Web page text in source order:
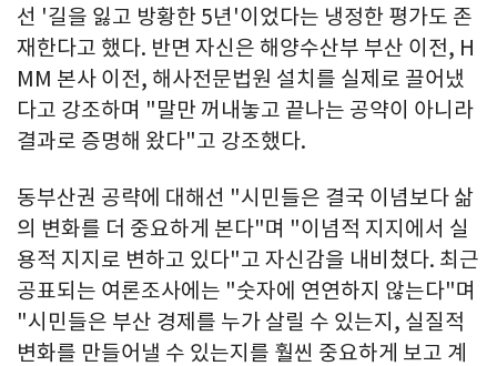
선 '길을 잃고 방황한 5년'이었다는 냉정한 평가도 존
재한다고 했다. 반면 자신은 해양수산부 부산 이전, H
MM 본사 이전, 해사전문법원 설치를 실제로 끌어냈
다고 강조하며 "말만 꺼내놓고 끝나는 공약이 아니라
결과로 증명해 왔다"고 강조했다.
동부산권 공략에 대해선 "시민들은 결국 이념보다 삶
의 변화를 더 중요하게 본다"며 "이념적 지지에서 실
용적 지지로 변하고 있다"고 자신감을 내비쳤다. 최근
공표되는 여론조사에는 "숫자에 연연하지 않는다"며
"시민들은 부산 경제를 누가 살릴 수 있는지, 실질적
변화를 만들어낼 수 있는지를 훨씬 중요하게 보고 계